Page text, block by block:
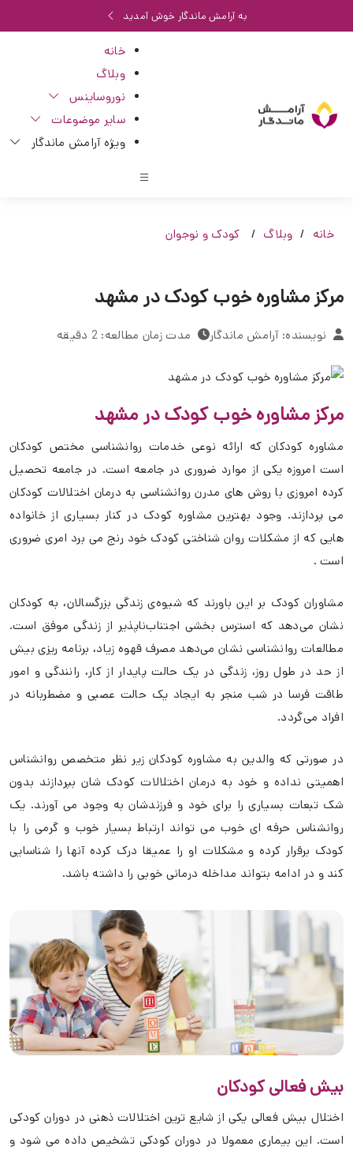
به آرامش ماندگار خوش آمدید
خانه
وبلاگ
نوروساینس
سایر موضوعات
ویژه آرامش ماندگار
خانه وبلاگ کودک و نوجوان
مرکز مشاوره خوب کودک در مشهد
نویسنده: آرامش ماندگار مدت زمان مطالعه: 2 دقیقه
مرکز مشاوره خوب کودک در مشهد
مشاوره کودکان که ارائه نوعی خدمات روانشناسی مختص کودکان
است امروزه یکی از موارد ضروری در جامعه است. در جامعه تحصیل
کرده امروزی با روش های مدرن روانشناسی به درمان اختلالات کودکان
می پردازند. وجود بهترین مشاوره کودک در کنار بسیاری از خانواده
هایی که از مشکلات روان شناختی کودک خود رنج می برد امری ضروری
است .
مشاوران کودک بر این باورند که شیوه‌ی زندگی بزرگسالان، به کودکان
نشان می‌دهد که استرس بخشی اجتناب‌ناپذیر از زندگی موفق است.
مطالعات روانشناسی نشان می‌دهد مصرف قهوه زیاد، برنامه‌ ریزی بیش
از حد در طول روز، زندگی در یک حالت پایدار از کار، رانندگی و امور
طاقت فرسا در شب منجر به ایجاد یک حالت عصبی و مضطربانه در
افراد می‌گردد.
در صورتی که والدین به مشاوره کودکان زیر نظر متخصص روانشناس
اهمیتی نداده و خود به درمان اختلالات کودک شان بپردازند بدون
شک تبعات بسیاری را برای خود و فرزندشان به وجود می آورند. یک
روانشناس حرفه ای خوب می تواند ارتباط بسیار خوب و گرمی را با
کودک برقرار کرده و مشکلات او را عمیقا درک کرده آنها را شناسایی
کند و در ادامه بتواند مداخله درمانی خوبی را داشته باشد.
بیش فعالی کودکان
اختلال بیش فعالی یکی از شایع ترین اختلالات ذهنی در دوران کودکی
است. این بیماری معمولا در دوران کودکی تشخیص داده می شود و